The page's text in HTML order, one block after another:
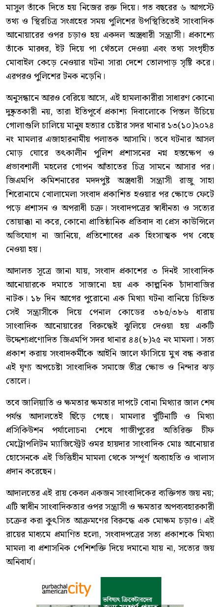
মাসুল তাঁকে দিতে হয় নিজের রক্ত দিয়ে। গত বছরের ৬ আগস্টে
তথ্য ও স্থিরচিত্র সংগ্রহের সময় পুলিশের উপস্থিতিতেই সাংবাদিক
আনোয়ারের ওপর চড়াও হয় একদল অস্ত্রধারী সন্ত্রাসী। প্রকাশ্যে
তাঁকে মারধর, ইট দিয়ে পা থেঁতলে দেওয়া এবং তথ্য সংগৃহীত
মোবাইল কেড়ে নেওয়ার ঘটনা সারা দেশে তোলপাড় সৃষ্টি করে।
এরপরও পুলিশের টনক নড়েনি।
অনুসন্ধানে আরও বেরিয়ে আসে, এই হামলাকারীরা সাধারণ কোনো
দুষ্কৃতকারী নয়, তারা ইতিপূর্বে প্রকাশ্য দিবালোকে পিস্তল উঁচিয়ে
গোলাগুলি চালিয়ে মানুষ হত্যার চেষ্টার সদর থানার ১৩(১০)২০২৪
নং মামলার এজাহারনামীয় পলাতক আসামি। তবে ঘটনার আসল
মোড় ঘোরে তৎকালীন পুলিশ প্রশাসনের নগ্ন হস্তক্ষেপ ও
প্রভাবশালী মহলের গোপন আঁতাতের চিত্র সামনে আসার পর।
জিএমপি কমিশনারের মদদপুষ্ট অস্ত্রধারী সন্ত্রাসী রাজু সাহা
শিরোনামে খোলামেলা সংবাদ প্রকাশিত হওয়ার পর ক্ষোভে ফেটে
পড়ে প্রশাসন ও অপরাধী চক্র। সংবাদপত্রের স্বাধীনতা ও সত্যের
তোয়াক্কা না করে, কোনো প্রাতিষ্ঠানিক প্রতিবাদ বা প্রেস কাউন্সিলে
অভিযোগ না জানিয়ে, প্রতিশোধের এক হিংসাত্মক পথ বেছে
নেওয়া হয়।
আদালত সূত্রে জানা যায়, সংবাদ প্রকাশের ৩ দিনই সাংবাদিক
আনোয়ারকে দমাতে সাজানো হয় এক কাল্পনিক চাঁদাবাজির
নাটক। ১৮ দিন আগের পুরোনো এক মিথ্যা ঘটনা বানিয়ে চিহ্নিত
সেই সন্ত্রাসীকে দিয়ে পেনাল কোডের ৩৮৫/৩৮৬ ধারায়
সাংবাদিক আনোয়ারের বিরুদ্ধেই ঝুলিয়ে দেওয়া হয় একটি
উদ্দেশ্যপ্রণোদিত জিএমপি সদর থানার ৪৪(৮)২৫ নং মামলা। সত্য
প্রকাশ করায় সংবাদকর্মীকে আইনি জালে ফাঁসিয়ে মুখ বন্ধ করার
এই ঘৃণ্য অপচেষ্টা সাংবাদিক সমাজে তীব্র ক্ষোভ ও নিন্দার ঝড়
তোলে।
তবে জালিয়াতি ও ক্ষমতার ক্ষমতার দাপটে বোনা মিথ্যার জাল শেষ
পর্যন্ত আদালতেই ছিঁড়ে গেছে। মামলার খুঁটিনাটি ও মিথ্যা
প্রসিকিউশন পর্যালোচনা শেষে গাজীপুরের অতিরিক্ত চীফ
মেট্রোপলিটন ম্যাজিস্ট্রেট ওমর হায়দার সাংবাদিক মোঃ আনোয়ার
হোসেনকে এই ভিত্তিহীন মামলা থেকে সম্পূর্ণ অব্যাহতি ও খালাস
প্রদান করেছেন।
আদালতের এই রায় কেবল একজন সাংবাদিকের ব্যক্তিগত জয় নয়;
এটি স্বাধীন সাংবাদিকতার ওপর সন্ত্রাসী ও ক্ষমতার অপব্যবহারকারী
চক্রের করা কুৎসিত আক্রমণের বিরুদ্ধে এক মোক্ষম চড়াও। এই
রায়ের মাধ্যমে প্রমাণিত হলো, সংবাদপত্রের সত্য প্রকাশকে মিথ্যা
মামলা বা প্রশাসনিক পেশিশক্তি দিয়ে দমানো যায় না, সত্যের জয়
অনিবার্য।